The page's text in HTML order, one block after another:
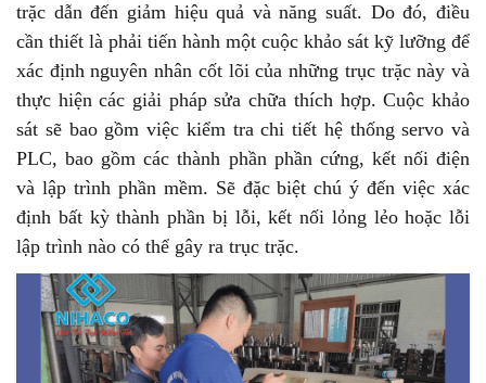
trặc dẫn đến giảm hiệu quả và năng suất. Do đó, điều
cần thiết là phải tiến hành một cuộc khảo sát kỹ lưỡng để
xác định nguyên nhân cốt lõi của những trục trặc này và
thực hiện các giải pháp sửa chữa thích hợp. Cuộc khảo
sát sẽ bao gồm việc kiểm tra chi tiết hệ thống servo và
PLC, bao gồm các thành phần phần cứng, kết nối điện
và lập trình phần mềm. Sẽ đặc biệt chú ý đến việc xác
định bất kỳ thành phần bị lỗi, kết nối lỏng lẻo hoặc lỗi
lập trình nào có thể gây ra trục trặc.